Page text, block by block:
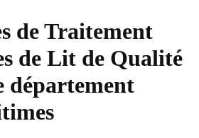
de Traitement
de Lit de Qualité
département